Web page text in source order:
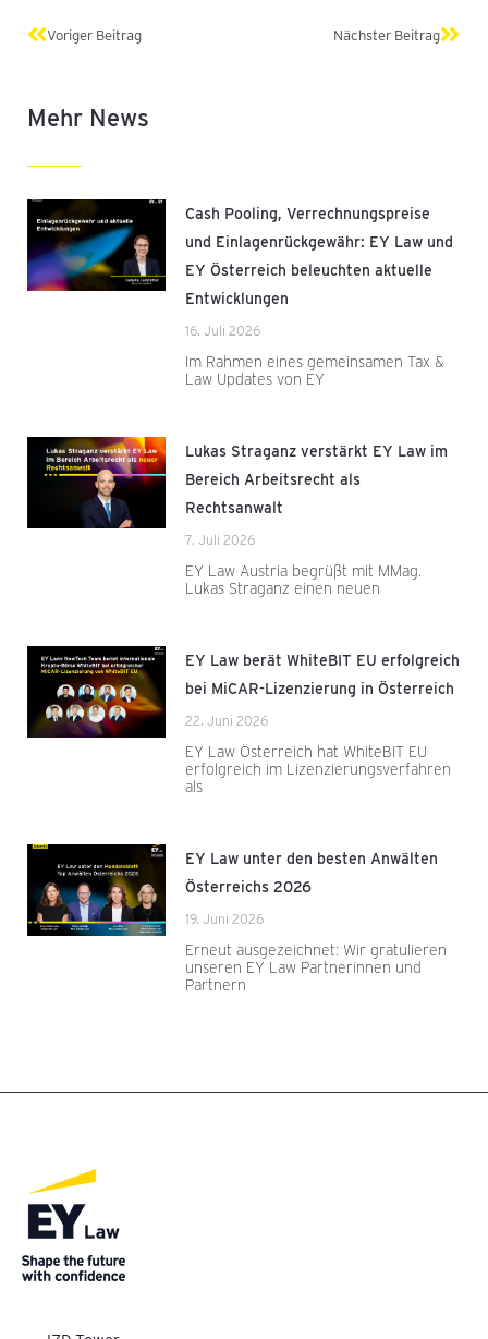
Zurück
Voriger Beitrag Nächster Beitrag
Mehr News
Cash Pooling, Verrechnungspreise
und Einlagenrückgewähr: EY Law und
EY Österreich beleuchten aktuelle
Entwicklungen
16. Juli 2026
Im Rahmen eines gemeinsamen Tax &
Law Updates von EY
Lukas Straganz verstärkt EY Law im
Bereich Arbeitsrecht als
Rechtsanwalt
7. Juli 2026
EY Law Austria begrüßt mit MMag.
Lukas Straganz einen neuen
EY Law berät WhiteBIT EU erfolgreich
bei MiCAR-Lizenzierung in Österreich
22. Juni 2026
EY Law Österreich hat WhiteBIT EU
erfolgreich im Lizenzierungsverfahren
als
EY Law unter den besten Anwälten
Österreichs 2026
19. Juni 2026
Erneut ausgezeichnet: Wir gratulieren
unseren EY Law Partnerinnen und
Partnern